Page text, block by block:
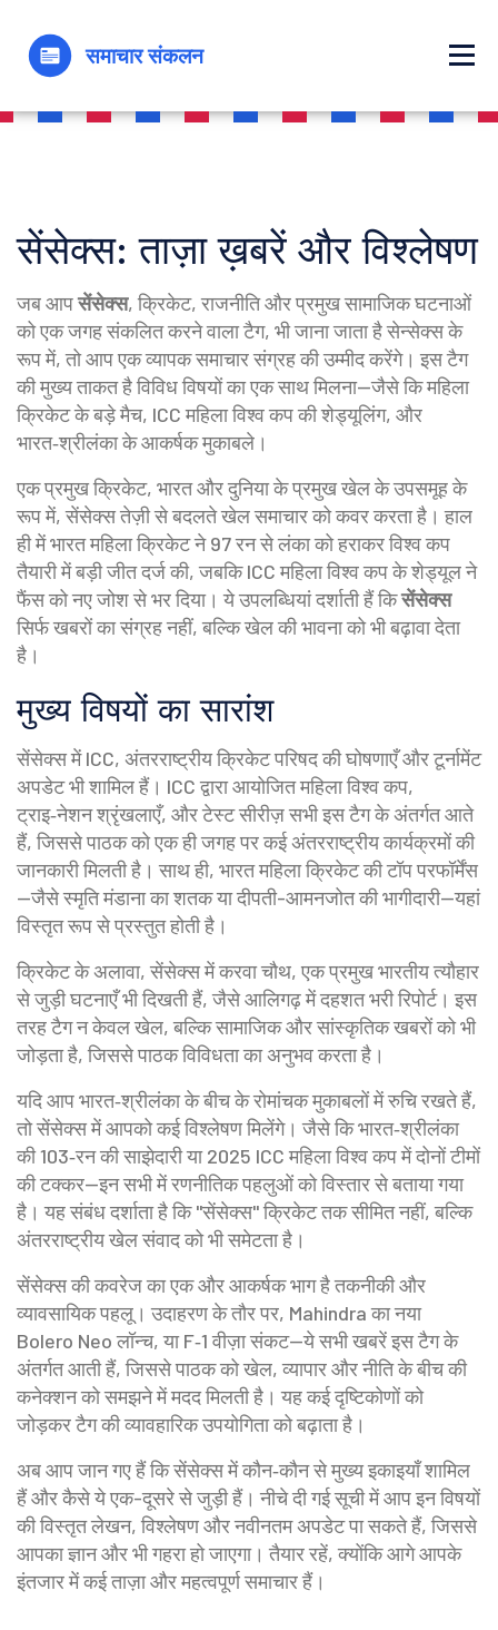
सेंसेक्स: ताज़ा ख़बरें और विश्लेषण
जब आपसेंसेक्स,क्रिकेट, राजनीति और प्रमुख सामाजिक घटनाओं
को एक जगह संकलित करने वाला टैग, भी जाना जाता हैसेन्सेक्सके
रूप में, तो आप एक व्यापक समाचार संग्रह की उम्मीद करेंगे। इस टैग
की मुख्य ताकत है विविध विषयों का एक साथ मिलना—जैसे कि महिला
क्रिकेट के बड़े मैच, ICC महिला विश्व कप की शेड्यूलिंग, और
भारत‑श्रीलंका के आकर्षक मुकाबले।
एक प्रमुखक्रिकेट, भारत और दुनिया के प्रमुख खेलके उपसमूह के
रूप में, सेंसेक्स तेज़ी से बदलते खेल समाचार को कवर करता है। हाल
ही में भारत महिला क्रिकेट ने 97 रन से लंका को हराकर विश्व कप
तैयारी में बड़ी जीत दर्ज की, जबकि ICC महिला विश्व कप के शेड्यूल ने
फैंस को नए जोश से भर दिया। ये उपलब्धियां दर्शाती हैं किसेंसेक्स
सिर्फ खबरों का संग्रह नहीं, बल्कि खेल की भावना को भी बढ़ावा देता
है।
मुख्य विषयों का सारांश
सेंसेक्स मेंICC, अंतरराष्ट्रीय क्रिकेट परिषदकी घोषणाएँ और टूर्नामेंट
अपडेट भी शामिल हैं। ICC द्वारा आयोजित महिला विश्व कप,
ट्राइ‑नेशन श्रृंखलाएँ, और टेस्ट सीरीज़ सभी इस टैग के अंतर्गत आते
हैं, जिससे पाठक को एक ही जगह पर कई अंतरराष्ट्रीय कार्यक्रमों की
जानकारी मिलती है। साथ ही, भारत महिला क्रिकेट की टॉप परफॉर्मेंस
—जैसे स्मृति मंडाना का शतक या दीपती-आमनजोत की भागीदारी—यहां
विस्तृत रूप से प्रस्तुत होती है।
क्रिकेट के अलावा, सेंसेक्स मेंकरवा चौथ,एक प्रमुख भारतीय त्यौहार
से जुड़ी घटनाएँ भी दिखती हैं, जैसे आलिगढ़ में दहशत भरी रिपोर्ट। इस
तरह टैग न केवल खेल, बल्कि सामाजिक और सांस्कृतिक खबरों को भी
जोड़ता है, जिससे पाठक विविधता का अनुभव करता है।
यदि आप भारत‑श्रीलंका के बीच के रोमांचक मुकाबलों में रुचि रखते हैं,
तो सेंसेक्स में आपको कई विश्लेषण मिलेंगे। जैसे कि भारत‑श्रीलंका
की 103‑रन की साझेदारी या 2025 ICC महिला विश्व कप में दोनों टीमों
की टक्कर—इन सभी में रणनीतिक पहलुओं को विस्तार से बताया गया
है। यह संबंध दर्शाता है कि "सेंसेक्स" क्रिकेट तक सीमित नहीं, बल्कि
अंतरराष्ट्रीय खेल संवाद को भी समेटता है।
सेंसेक्स की कवरेज का एक और आकर्षक भाग है तकनीकी और
व्यावसायिक पहलू। उदाहरण के तौर पर, Mahindra का नया
Bolero Neo लॉन्च, या F‑1 वीज़ा संकट—ये सभी खबरें इस टैग के
अंतर्गत आती हैं, जिससे पाठक को खेल, व्यापार और नीति के बीच की
कनेक्शन को समझने में मदद मिलती है। यह कई दृष्टिकोणों को
जोड़कर टैग की व्यावहारिक उपयोगिता को बढ़ाता है।
अब आप जान गए हैं कि सेंसेक्स में कौन‑कौन से मुख्य इकाइयाँ शामिल
हैं और कैसे ये एक-दूसरे से जुड़ी हैं। नीचे दी गई सूची में आप इन विषयों
की विस्तृत लेखन, विश्लेषण और नवीनतम अपडेट पा सकते हैं, जिससे
आपका ज्ञान और भी गहरा हो जाएगा। तैयार रहें, क्योंकि आगे आपके
इंतजार में कई ताज़ा और महत्वपूर्ण समाचार हैं।